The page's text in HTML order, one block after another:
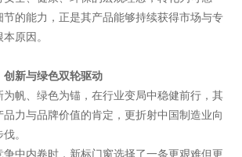
的能力，正是其产品能够持续获得市场与专
原因。
创新与绿色双轮驱动
为帆、绿色为锚，在行业变局中稳健前行，其
力与品牌价值的肯定，更折射中国制造业向
。
争中内卷时，新标门窗选择了一条更艰难但更